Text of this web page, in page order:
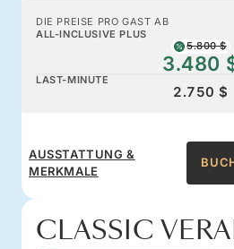
DIE PREISE PRO GAST AB
ALL-INCLUSIVE PLUS
5.800 $
3.480
LAST-MINUTE
2.750 $
AUSSTATTUNG &
MERKMALE
CLASSIC